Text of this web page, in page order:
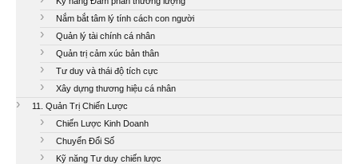
Nắm bắt tâm lý tính cách con người
Quản lý tài chính cá nhân
Quản trị cảm xúc bản thân
Tư duy và thái độ tích cực
Xây dựng thương hiệu cá nhân
11. Quản Trị Chiến Lược
Chiến Lược Kinh Doanh
Chuyển Đổi Số
Kỹ năng Tư duy chiến lược